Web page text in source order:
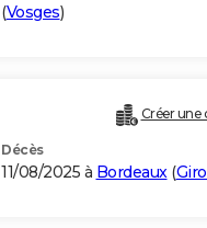
(Vosges)
Créer une
Décès
11/08/2025 à Bordeaux(